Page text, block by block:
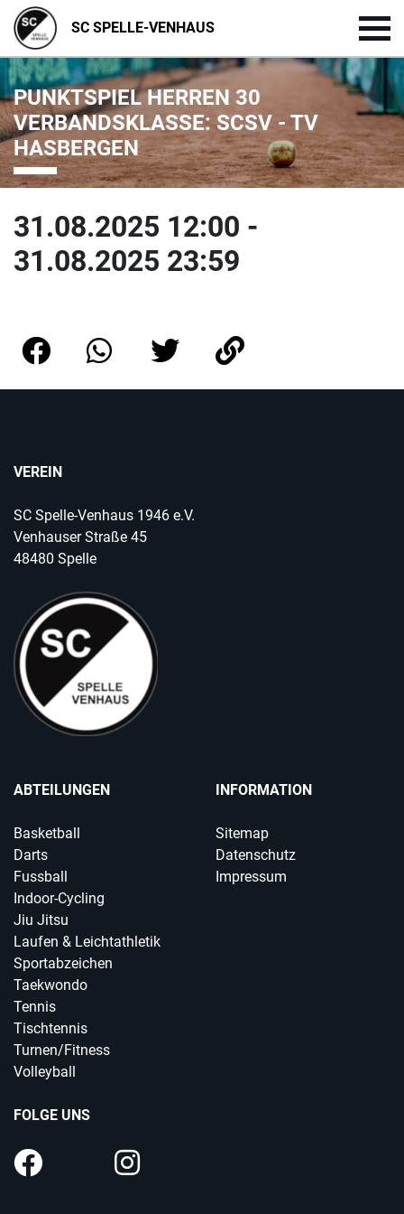
SC SPELLE-VENHAUS
PUNKTSPIEL HERREN 30
VERBANDSKLASSE: SCSV - TV
HASBERGEN
31.08.2025 12:00 -
31.08.2025 23:59
VEREIN
SC Spelle-Venhaus 1946 e.V.
Venhauser Straße 45
48480 Spelle
ABTEILUNGEN
Basketball
Darts
Fussball
Indoor-Cycling
Jiu Jitsu
Laufen & Leichtathletik
Sportabzeichen
Taekwondo
Tennis
Tischtennis
Turnen/Fitness
Volleyball
INFORMATION
Sitemap
Datenschutz
Impressum
FOLGE UNS